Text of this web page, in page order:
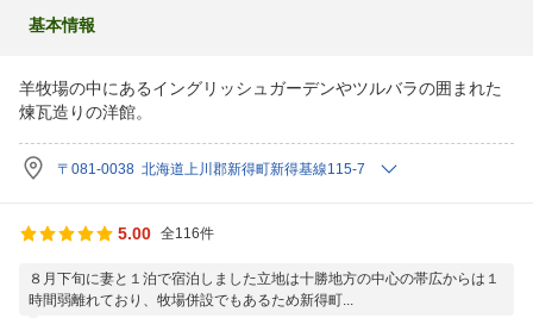
基本情報
羊牧場の中にあるイングリッシュガーデンやツルバラの囲まれた
煉瓦造りの洋館。
〒081-0038 北海道上川郡新得町新得基線115-7
5.00 全116件
８月下旬に妻と１泊で宿泊しました立地は十勝地方の中心の帯広からは１
時間弱離れており、牧場併設でもあるため新得町...